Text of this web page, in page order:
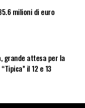
milioni di euro
grande attesa per la
il 12 e 13